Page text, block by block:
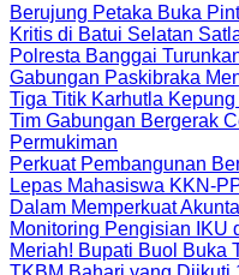
Berujung Petaka Buka
Kritis di Batui Selatan
Polresta Banggai
Gabungan Paskibraka
Tiga Titik Karhutla
Tim Gabungan Bergerak
Permukiman
Perkuat Pembangunan
Lepas Mahasiswa KKN-
Dalam Memperkuat
Monitoring Pengisian IKU
Meriah! Bupati Buol Buka